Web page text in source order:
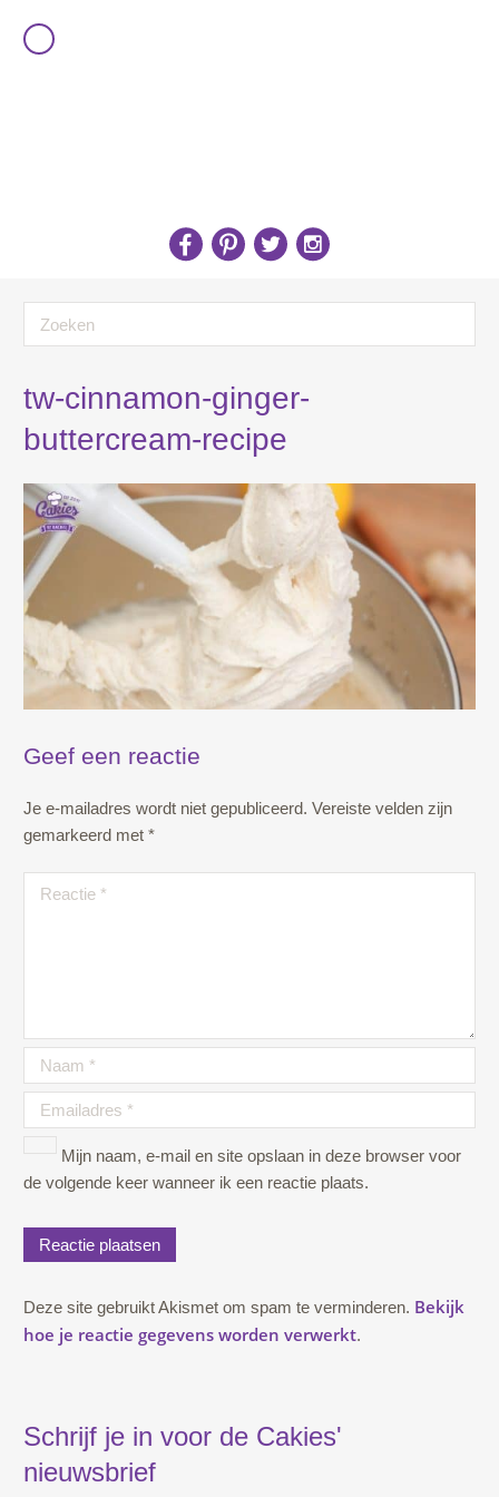
tw-cinnamon-ginger-
buttercream-recipe
Geef een reactie
Je e-mailadres wordt niet gepubliceerd. Vereiste velden zijn
gemarkeerd met *
Mijn naam, e-mail en site opslaan in deze browser voor
de volgende keer wanneer ik een reactie plaats.
Deze site gebruikt Akismet om spam te verminderen. Bekijk
hoe je reactie gegevens worden verwerkt.
Schrijf je in voor de Cakies'
nieuwsbrief